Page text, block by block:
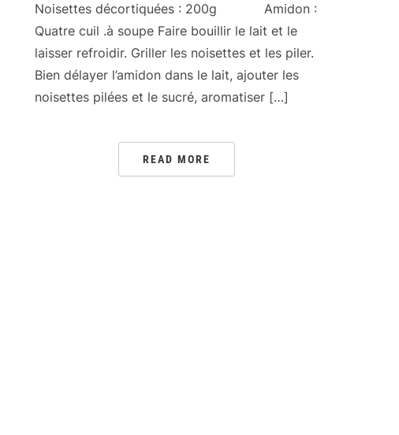
Noisettes décortiquées : 200g Amidon :
Quatre cuil .à soupe Faire bouillir le lait et le
laisser refroidir. Griller les noisettes et les piler.
Bien délayer l’amidon dans le lait, ajouter les
noisettes pilées et le sucré, aromatiser […]
READ MORE